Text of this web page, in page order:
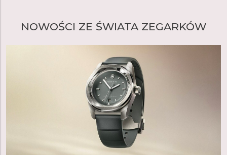
NOWOŚCI ZE ŚWIATA ZEGARKÓW